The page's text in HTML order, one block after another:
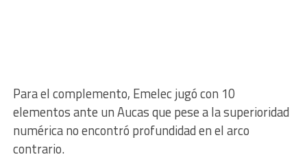
Para el complemento, Emelec jugó con 10
elementos ante un Aucas que pese a la superioridad
numérica no encontró profundidad en el arco
contrario.